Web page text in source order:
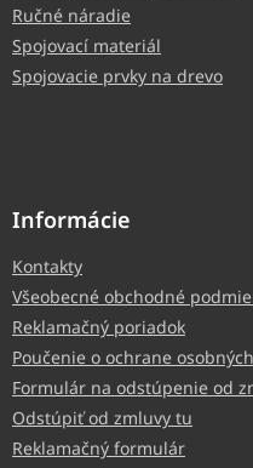
Ručné náradie
Spojovací materiál
Spojovacie prvky na drevo
Informácie
Kontakty
Všeobecné obchodné
Reklamačný poriadok
Poučenie o ochrane
Formulár na odstúpenie od
Odstúpiť od zmluvy tu
Reklamačný formulár